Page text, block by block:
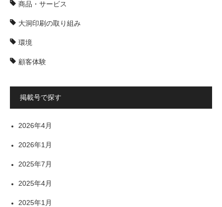
商品・サービス
大洞印刷の取り組み
環境
顧客体験
掲載号で探す
2026年4月
2026年1月
2025年7月
2025年4月
2025年1月